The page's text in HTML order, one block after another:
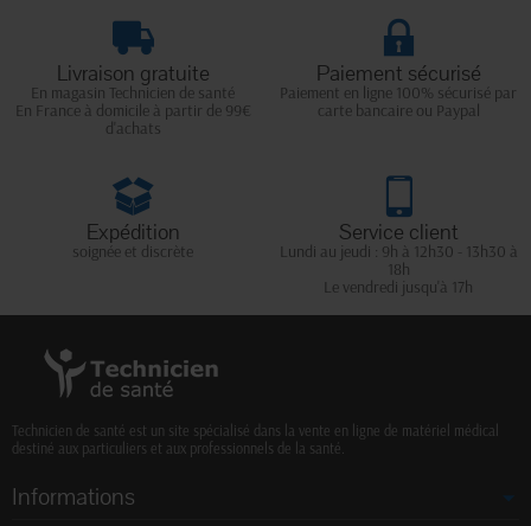
Livraison gratuite
En magasin Technicien de santé
En France à domicile à partir de 99€
d'achats
Paiement sécurisé
Paiement en ligne 100% sécurisé par
carte bancaire ou Paypal
Expédition
soignée et discrète
Service client
Lundi au jeudi : 9h à 12h30 - 13h30 à
18h
Le vendredi jusqu'à 17h
Technicien de santé est un site spécialisé dans la vente en ligne de matériel médical
destiné aux particuliers et aux professionnels de la santé.
Informations